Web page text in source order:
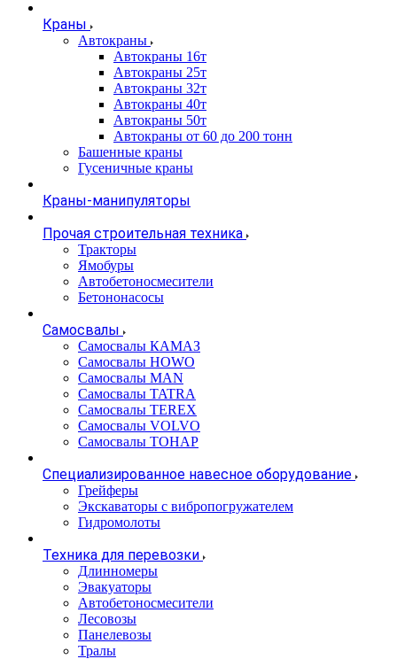
Краны
Автокраны
Автокраны 16т
Автокраны 25т
Автокраны 32т
Автокраны 40т
Автокраны 50т
Автокраны от 60 до 200 тонн
Башенные краны
Гусеничные краны
Краны-манипуляторы
Прочая строительная техника
Тракторы
Ямобуры
Автобетоносмесители
Бетононасосы
Самосвалы
Самосвалы КАМАЗ
Самосвалы HOWO
Самосвалы MAN
Самосвалы TATRA
Самосвалы TEREX
Самосвалы VOLVO
Самосвалы ТОНАР
Специализированное навесное оборудование
Грейферы
Экскаваторы с вибропогружателем
Гидромолоты
Техника для перевозки
Длинномеры
Эвакуаторы
Автобетоносмесители
Лесовозы
Панелевозы
Тралы